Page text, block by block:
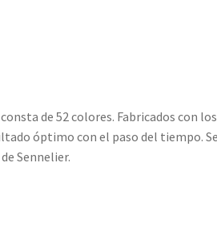
de 52 colores. Fabricados con
óptimo con el paso del tiempo.
Sennelier.